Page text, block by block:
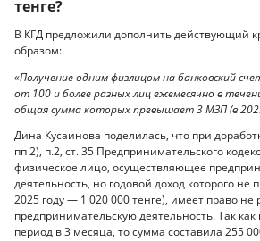
тенге?
В КГД предложили дополнить действующий
образом:
«Получение одним физлицом на банковский
от 100 и более разных лиц ежемесячно в
общая сумма которых превышает 3 МЗП (в
Дина Кусаинова поделилась, что при
пп 2), п.2, ст. 35 Предпринимательского
физическое лицо, осуществляющее
деятельность, но годовой доход которого
2025 году — 1 020 000 тенге), имеет право не
предпринимательскую деятельность. Так как
период в 3 месяца, то сумма составила 255